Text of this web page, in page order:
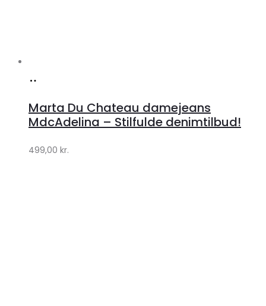
Klædeskabet.dk
Marta Du Chateau damejeans
MdcAdelina – Stilfulde denimtilbud!
499,00 kr.